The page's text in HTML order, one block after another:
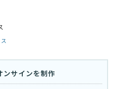
ンサインを制作